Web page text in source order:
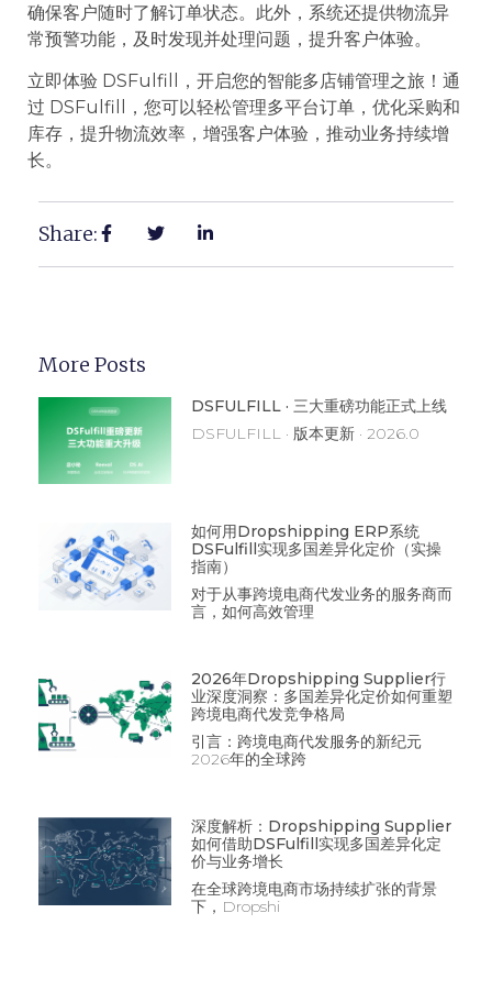
确保客户随时了解订单状态。此外，系统还提供物流异
常预警功能，及时发现并处理问题，提升客户体验。
立即体验 DSFulfill，开启您的智能多店铺管理之旅！通
过 DSFulfill，您可以轻松管理多平台订单，优化采购和
库存，提升物流效率，增强客户体验，推动业务持续增
长。
Share:
More Posts
DSFULFILL · 三大重磅功能正式上线
DSFULFILL · 版本更新 · 2026.0
如何用Dropshipping ERP系统
DSFulfill实现多国差异化定价（实操
指南）
对于从事跨境电商代发业务的服务商而
言，如何高效管理
2026年Dropshipping Supplier行
业深度洞察：多国差异化定价如何重塑
跨境电商代发竞争格局
引言：跨境电商代发服务的新纪元
2026年的全球跨
深度解析：Dropshipping Supplier
如何借助DSFulfill实现多国差异化定
价与业务增长
在全球跨境电商市场持续扩张的背景
下，Dropshi